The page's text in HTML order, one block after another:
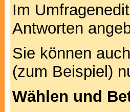
Im
Antworten
Sie können
(zum Beispiel)
Wählen und